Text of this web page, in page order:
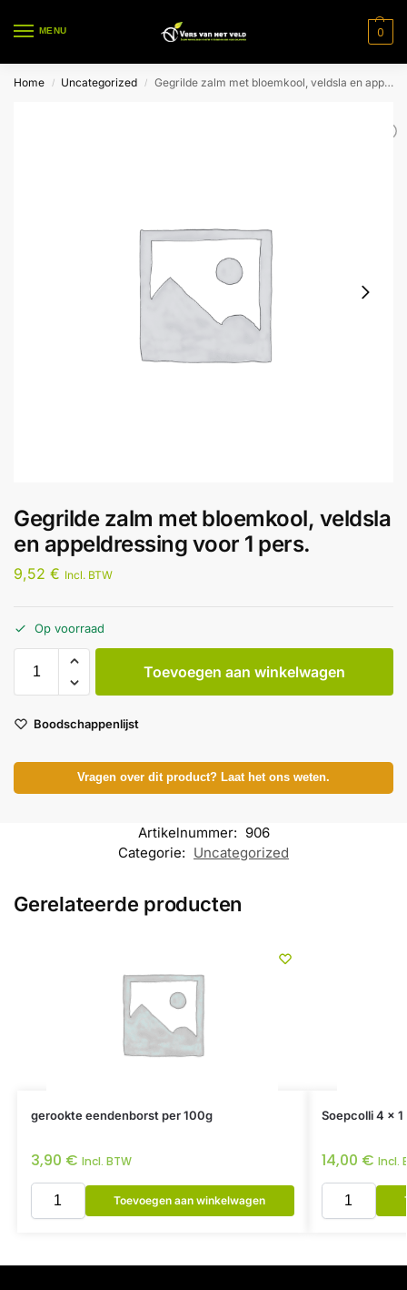
MENU 0
Home / Uncategorized / Gegrilde zalm met bloemkool, veldsla en appeldressing voor 1 pers.
Gegrilde zalm met bloemkool, veldsla
en appeldressing voor 1 pers.
9,52 € Incl. BTW
Op voorraad
Toevoegen aan winkelwagen
Boodschappenlijst
Vragen over dit product? Laat het ons weten.
Artikelnummer: 906
Categorie: Uncategorized
Gerelateerde producten
gerookte eendenborst per 100g
3,90 € Incl. BTW
Toevoegen aan winkelwagen
Soepcolli 4 x 1
14,00 € Incl.